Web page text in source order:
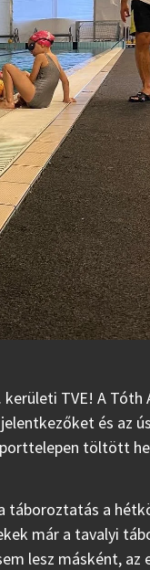
TVE! A Tóth
és az
töltött
táboroztatás a
már a tavalyi
lesz másként, az